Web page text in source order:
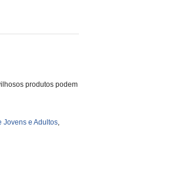
produtos podem
Jovens e Adultos,